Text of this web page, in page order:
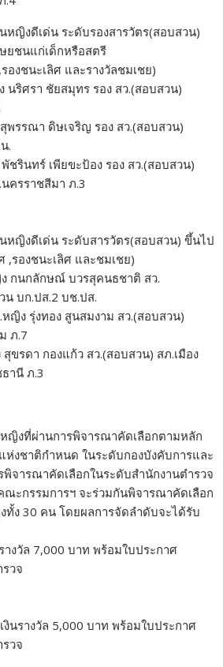
หญิงดีเด่น ระดับรองสารวัตร(สอบสวน)
ยชนแก่เด็กหรือสตรี
องชนะเลิศ และรางวัลชมเชย)
นริศรา ชัยสมุทร รอง สว.(สอบสวน)
สุพรรณา ดิษเจริญ รอง สว.(สอบสวน)
.
ชรินทร์ เพียขะป้อง รอง สว.(สอบสวน)
ครราชสีมา ภ.3
หญิงดีเด่น ระดับสารวัตร(สอบสวน) ขึ้นไป
,รองชนะเลิศ และชมเชย)
กนกลักษณ์ บวรสุคนธชาติ สว.
น บก.ปส.2 บช.ปส.
หญิง รุ่งทอง สูนสมงาม สว.(สอบสวน)
ภ.7
ขรดา กองแก้ว สว.(สอบสวน) สภ.เมือง
านี ภ.3
ญิงที่ผ่านการพิจารณาคัดเลือกตามหลัก
งชาติกำหนด ในระดับกองบังคับการและ
พิจารณาคัดเลือกในระดับสำนักงานตำรวจ
ะกรรมการฯ จะร่วมกันพิจารณาคัดเลือก
ง 30 คน โดยผลการจัดลำดับจะได้รับ
างวัล 7,000 บาท พร้อมใบประกาศ
วจ
งินรางวัล 5,000 บาท พร้อมใบประกาศ
วจ